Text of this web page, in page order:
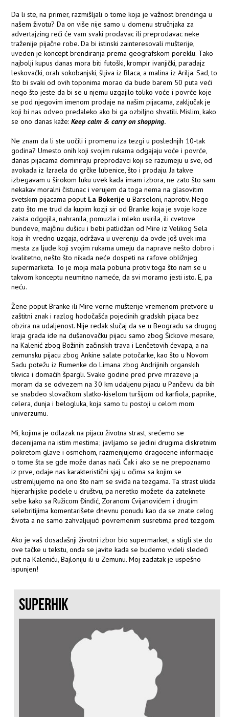
Da li ste, na primer, razmišljali o tome koja je važnost brendinga u
našem životu? Da on više nije samo u domenu stručnjaka za
advertajzing reći će vam svaki prodavac ili preprodavac neke
traženije pijačne robe. Da bi istinski zainteresovali mušterije,
uveden je koncept brendiranja prema geografskom poreklu. Tako
najbolji kupus danas mora biti futoški, krompir ivanjički, paradajz
leskovački, orah sokobanjski, šljiva iz Blaca, a malina iz Arilja. Sad, to
što bi svaki od ovih toponima morao da bude barem 50 puta veći
nego što jeste da bi se u njemu uzgajilo toliko voće i povrće koje
se pod njegovim imenom prodaje na našim pijacama, zaključak je
koji bi nas odveo predaleko ako bi ga ozbiljno shvatili. Mislim, kako
se ono danas kaže:Keep calm & carry on shopping.
Ne znam da li ste uočili i promenu iza tezgi u poslednjih 10-tak
godina? Umesto onih koji svojim rukama odgajaju voće i povrće,
danas pijacama dominiraju preprodavci koji se razumeju u sve, od
avokada iz Izraela do grčke lubenice, što i prodaju. Ja takve
izbegavam u širokom luku uvek kada imam izbora, ne zato što sam
nekakav moralni čistunac i verujem da toga nema na glasovitim
svetskim pijacama poput La Bokerije u Barseloni, naprotiv. Nego
zato što me trud da kupim kozji sir od Branke koja je svoje koze
zaista odgojila, nahranila, pomuzla i mleko usirila, ili cvetove
bundeve, majčinu dušicu i bebi patlidžan od Mire iz Velikog Sela
koja ih vredno uzgaja, održava u uverenju da ovde još uvek ima
mesta za ljude koji svojim rukama umeju da naprave nešto dobro i
kvalitetno, nešto što nikada neće dospeti na rafove obližnjeg
supermarketa. To je moja mala pobuna protiv toga što nam se u
takvom konceptu neumitno nameće, da svi moramo jesti isto. E, pa
neću.
Žene poput Branke ili Mire verne mušterije vremenom pretvore u
zaštitni znak i razlog hodočašća pojedinih gradskih pijaca bez
obzira na udaljenost. Nije redak slučaj da se u Beogradu sa drugog
kraja grada ide na dušanovačku pijacu samo zbog Šickove mesare,
na Kalenić zbog Božinih začinskih trava i Lenčetovih ćevapa, a na
zemunsku pijacu zbog Ankine salate potočarke, kao što u Novom
Sadu potežu iz Rumenke do Limana zbog Andrijinih organskih
tikvica i domaćih špargli. Svake godine pred prve mrazeve ja
moram da se odvezem na 30 km udaljenu pijacu u Pančevu da bih
se snabdeo slovačkom slatko-kiselom turšijom od karfiola, paprike,
celera, dunja i belogluka, koja samo tu postoji u celom mom
univerzumu.
Mi, kojima je odlazak na pijacu životna strast, srećemo se
decenijama na istim mestima; javljamo se jedini drugima diskretnim
pokretom glave i osmehom, razmenjujemo dragocene informacije
o tome šta se gde može danas naći. Čak i ako se ne prepoznamo
iz prve, odaje nas karakteristični sjaj u očima sa kojim se
ustremljujemo na ono što nam se sviđa na tezgama. Ta strast ukida
hijerarhijske podele u društvu, pa neretko možete da zateknete
sebe kako sa Ružicom Đinđić, Zoranom Cvijanovićem i drugim
selebritijima komentarišete dnevnu ponudu kao da se znate celog
života a ne samo zahvaljujući povremenim susretima pred tezgom.
Ako je vaš dosadašnji životni izbor bio supermarket, a stigli ste do
ove tačke u tekstu, onda se javite kada se budemo videli sledeći
put na Kaleniću, Bajloniju ili u Zemunu. Moj zadatak je uspešno
ispunjen!
SUPERHIK